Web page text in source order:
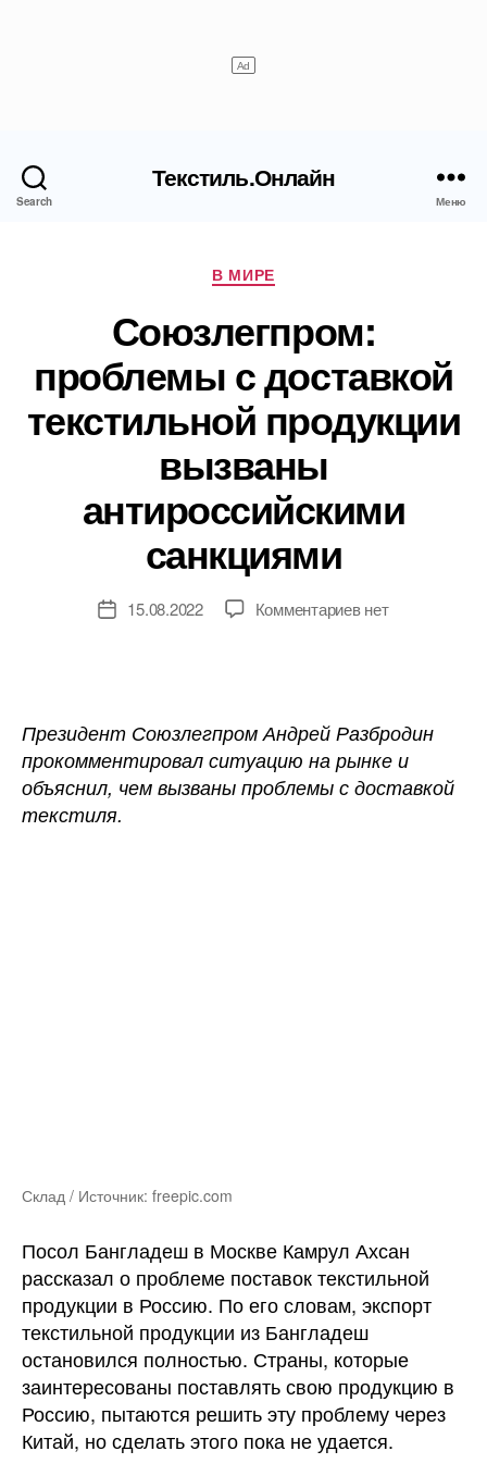
Search
Текстиль.Онлайн
Меню
Рубрики
В МИРЕ
Союзлегпром:
проблемы с доставкой
текстильной продукции
вызваны
антироссийскими
санкциями
Дата15.08.2022 Комментариевк
доставкой
текстильной
продукции
вызваны
нет
Президент Союзлегпром Андрей Разбродин
прокомментировал ситуацию на рынке и
объяснил, чем вызваны проблемы с доставкой
текстиля.
Склад / Источник: freepic.com
Посол Бангладеш в Москве Камрул Ахсан
рассказал о проблеме поставок текстильной
продукции в Россию. По его словам, экспорт
текстильной продукции из Бангладеш
остановился полностью. Страны, которые
заинтересованы поставлять свою продукцию в
Россию, пытаются решить эту проблему через
Китай, но сделать этого пока не удается.